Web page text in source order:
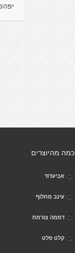
כמה מהיוצרים
אביעדוד
עינב מחלוף
דממה צורמת
קלט פלט